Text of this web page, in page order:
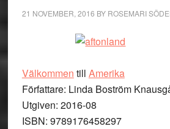
21 NOVEMBER, 2016 BY ROSEMARI
Välkommen till Amerika
Författare: Linda Boström
Utgiven: 2016-08
ISBN: 9789176458297